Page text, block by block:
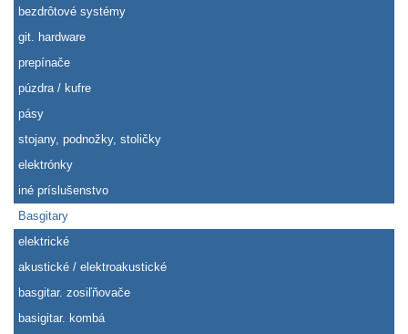
bezdrôtové systémy
git. hardware
prepínače
púzdra / kufre
pásy
stojany, podnožky, stoličky
elektrónky
iné príslušenstvo
Basgitary
elektrické
akustické / elektroakustické
basgitar. zosiľňovače
basigitar. kombá